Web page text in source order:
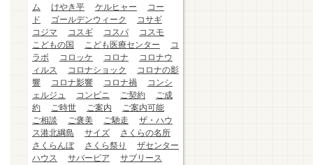
ム
けやき平 ケルヒャー
コー
ド
ゴールデンウィーク
コサギ
コジマ
コスギ コスパ
コスモ
こどもの国
こども医療センター
コ
ラボ
コロッケ コロナ
コロナウ
ィルス
コロナショック
コロナの影
響
コロナ影響 コロナ禍
コンシ
ェルジュ
コンビニ ご契約
ご成
約
ご時世 ご案内
ご案内可能
ご相談
ご褒美 ご馳走
ザ・ハウ
ス港北綱島
サイズ
さくらの名所
さくらんぼ
さくら祭り
ザセンター
ハウス
サバービア
サブリース